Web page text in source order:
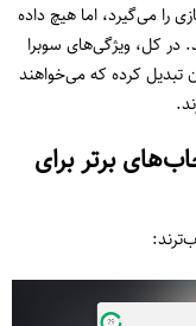
را می‌گیرد، اما هیچ داده
کل، ویژگی‌های سوبرا
تبدیل کرده که می‌خواهند
برتر برای